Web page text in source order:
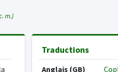
m.)
Traductions
Anglais (GB)